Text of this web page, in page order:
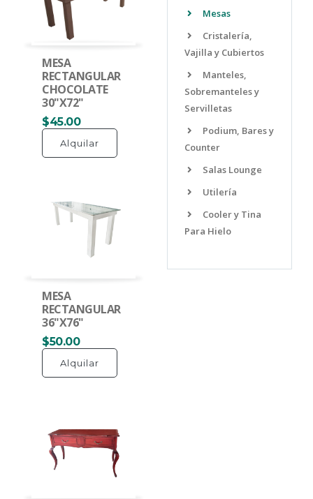
MESA
RECTANGULAR
CHOCOLATE
30"X72"
$45.00
Alquilar
MESA
RECTANGULAR
36"X76"
$50.00
Alquilar
Mesas
Cristalería,
Vajilla y Cubiertos
Manteles,
Sobremanteles y
Servilletas
Podium, Bares y
Counter
Salas Lounge
Utilería
Cooler y Tina
Para Hielo